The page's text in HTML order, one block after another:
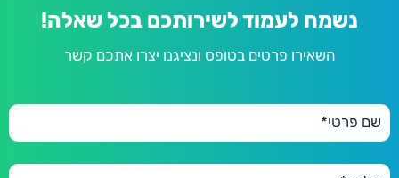
נשמח לעמוד לשירותכם בכל שאלה!
השאירו פרטים בטופס ונציגנו יצרו אתכם קשר